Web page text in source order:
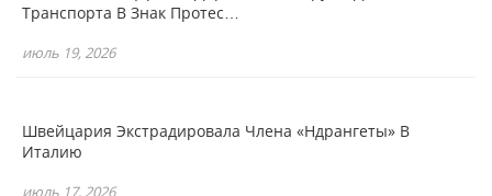
Транспорта В Знак Протес…
июль 19, 2026
Швейцария Экстрадировала Члена «Ндрангеты» В
Италию